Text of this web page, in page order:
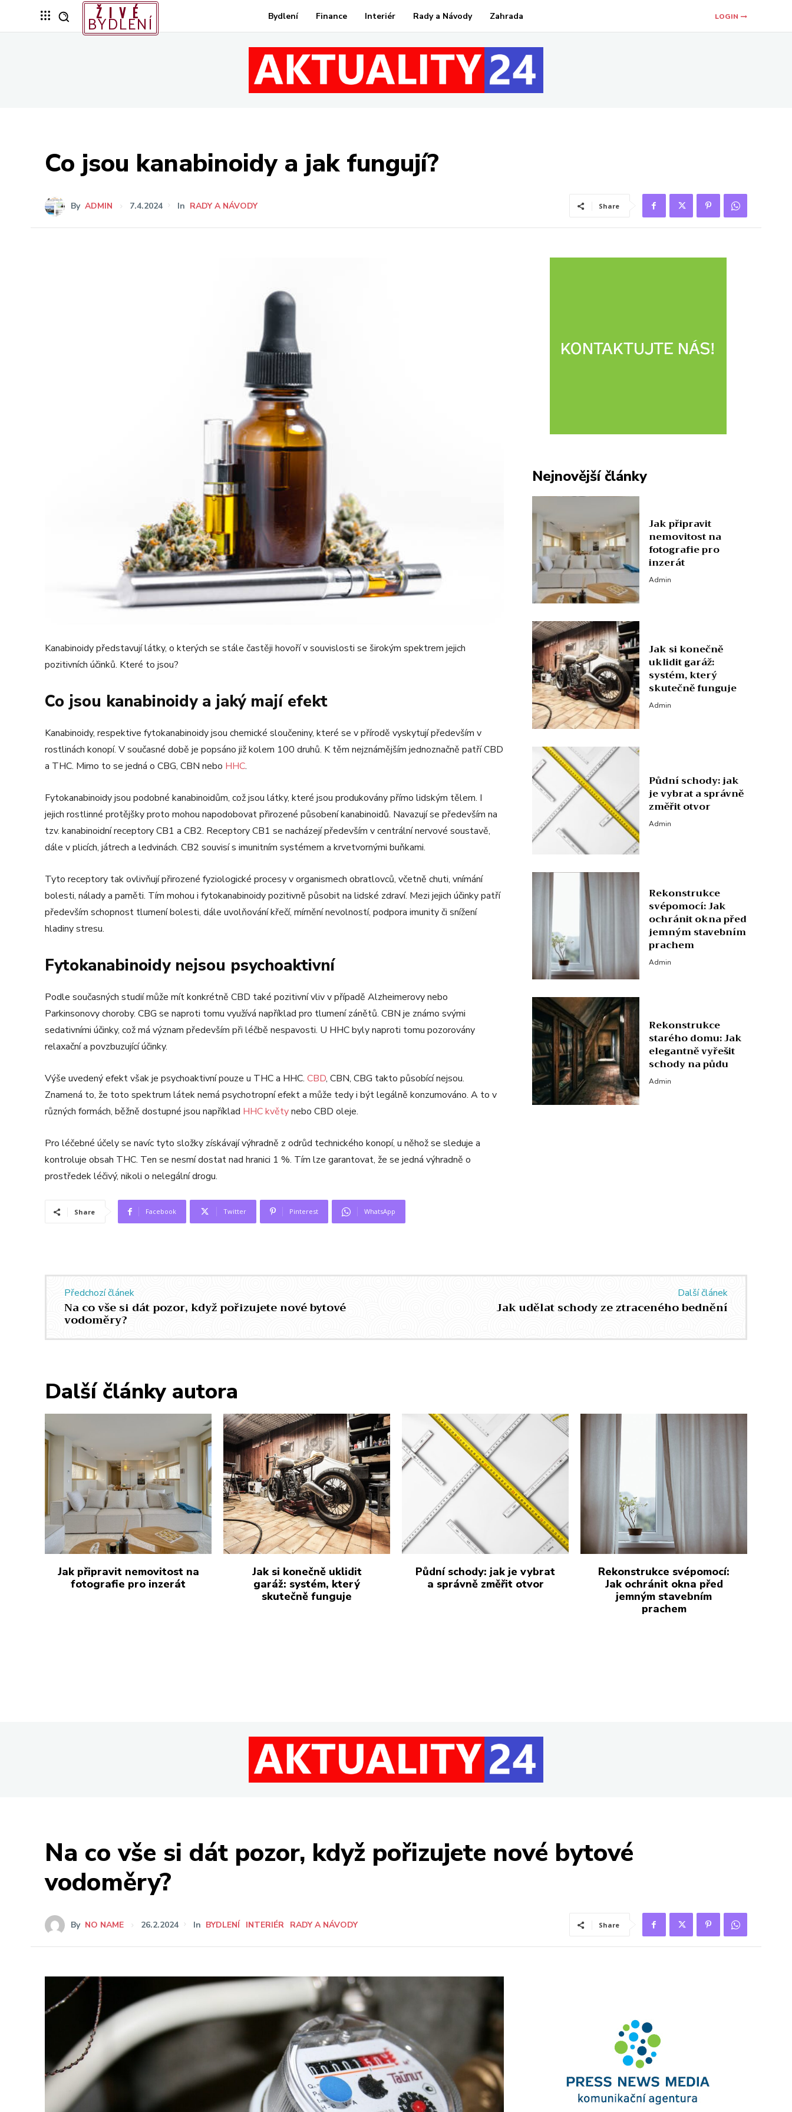
ŽIVÉ
BYDLENÍ Bydlení Finance Interiér Rady a Návody Zahrada LOGIN
Co jsou kanabinoidy a jak fungují?
By ADMIN 7.4.2024 In RADY A NÁVODY Share
Kanabinoidy představují látky, o kterých se stále častěji hovoří v souvislosti se širokým spektrem jejich
pozitivních účinků. Které to jsou?
Co jsou kanabinoidy a jaký mají efekt
Kanabinoidy, respektive fytokanabinoidy jsou chemické sloučeniny, které se v přírodě vyskytují především v
rostlinách konopí. V současné době je popsáno již kolem 100 druhů. K těm nejznámějším jednoznačně patří CBD
a THC. Mimo to se jedná o CBG, CBN nebo HHC.
Fytokanabinoidy jsou podobné kanabinoidům, což jsou látky, které jsou produkovány přímo lidským tělem. I
jejich rostlinné protějšky proto mohou napodobovat přirozené působení kanabinoidů. Navazují se především na
tzv. kanabinoidní receptory CB1 a CB2. Receptory CB1 se nacházejí především v centrální nervové soustavě,
dále v plicích, játrech a ledvinách. CB2 souvisí s imunitním systémem a krvetvornými buňkami.
Tyto receptory tak ovlivňují přirozené fyziologické procesy v organismech obratlovců, včetně chuti, vnímání
bolesti, nálady a paměti. Tím mohou i fytokanabinoidy pozitivně působit na lidské zdraví. Mezi jejich účinky patří
především schopnost tlumení bolesti, dále uvolňování křečí, mírnění nevolností, podpora imunity či snížení
hladiny stresu.
Fytokanabinoidy nejsou psychoaktivní
Podle současných studií může mít konkrétně CBD také pozitivní vliv v případě Alzheimerovy nebo
Parkinsonovy choroby. CBG se naproti tomu využívá například pro tlumení zánětů. CBN je známo svými
sedativními účinky, což má význam především při léčbě nespavosti. U HHC byly naproti tomu pozorovány
relaxační a povzbuzující účinky.
Výše uvedený efekt však je psychoaktivní pouze u THC a HHC. CBD, CBN, CBG takto působící nejsou.
Znamená to, že toto spektrum látek nemá psychotropní efekt a může tedy i být legálně konzumováno. A to v
různých formách, běžně dostupné jsou například HHC květynebo CBD oleje.
Pro léčebné účely se navíc tyto složky získávají výhradně z odrůd technického konopí, u něhož se sleduje a
kontroluje obsah THC. Ten se nesmí dostat nad hranici 1 %. Tím lze garantovat, že se jedná výhradně o
prostředek léčivý, nikoli o nelegální drogu.
Share Facebook Twitter Pinterest WhatsApp
Nejnovější články
Jak připravit
nemovitost na
fotografie pro
inzerát
Admin
Jak si konečně
uklidit garáž:
systém, který
skutečně funguje
Admin
Půdní schody: jak
je vybrat a správně
změřit otvor
Admin
Rekonstrukce
svépomocí: Jak
ochránit okna před
jemným stavebním
prachem
Admin
Rekonstrukce
starého domu: Jak
elegantně vyřešit
schody na půdu
Admin
Předchozí článek
Na co vše si dát pozor, když pořizujete nové bytové
vodoměry?
Další článek
Jak udělat schody ze ztraceného bednění
Další články autora
Jak připravit nemovitost na
fotografie pro inzerát
Jak si konečně uklidit
garáž: systém, který
skutečně funguje
Půdní schody: jak je vybrat
a správně změřit otvor
Rekonstrukce svépomocí:
Jak ochránit okna před
jemným stavebním
prachem